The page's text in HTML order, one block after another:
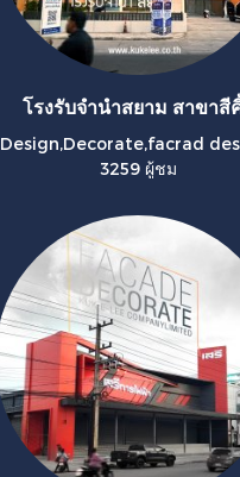
โรงรับจำนำสยาม สาขาสี
Design,Decorate,facrad
3259 ผู้ชม